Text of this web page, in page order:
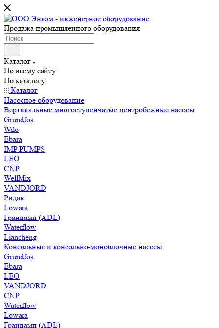
Продажа промышленного оборудования
Каталог
По всему сайту
По каталогу
Каталог
Насосное оборудование
Вертикальные многоступенчатые центробежные насосы
Grundfos
Wilo
Ebara
IMP PUMPS
LEO
CNP
WellMix
VANDJORD
Ридан
Lowara
Гранпамп (ADL)
Waterflow
Liancheng
Консольные и консольно-моноблочные насосы
Grundfos
Ebara
LEO
VANDJORD
CNP
Waterflow
Lowara
Гранпамп (ADL)